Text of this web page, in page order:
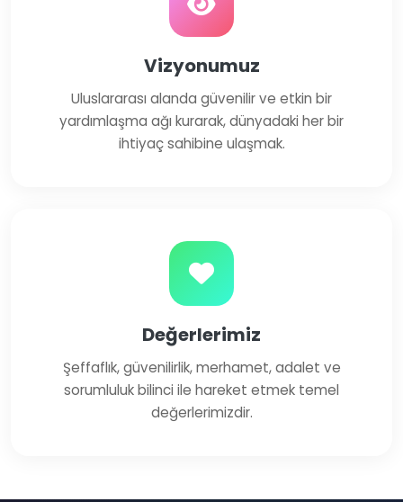
Vizyonumuz
Uluslararası alanda güvenilir ve etkin bir
yardımlaşma ağı kurarak, dünyadaki her bir
ihtiyaç sahibine ulaşmak.
Değerlerimiz
Şeffaflık, güvenilirlik, merhamet, adalet ve
sorumluluk bilinci ile hareket etmek temel
değerlerimizdir.